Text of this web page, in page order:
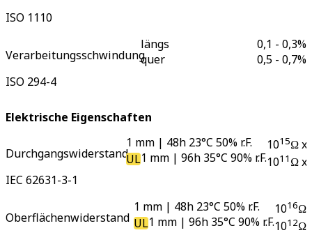
ISO 1110
Verarbeitungsschwindung
ISO 294-4
längs
quer
0,1 - 0,3%
0,5 - 0,7%
Elektrische Eigenschaften
Durchgangswiderstand
IEC 62631-3-1
1 mm | 48h 23°C 50% r.F.
UL1 mm | 96h 35°C 90% r.F.
1015Ω x
1011 Ω x
Oberflächenwiderstand
1 mm | 48h 23°C 50% r.F.
UL1 mm | 96h 35°C 90% r.F.
1016Ω
1012Ω